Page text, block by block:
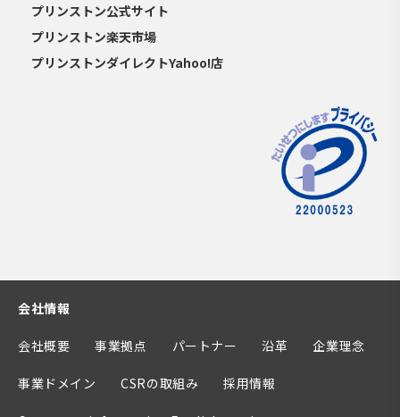
プリンストン公式サイト
プリンストン楽天市場
プリンストンダイレクトYahoo!店
会社情報
会社概要 事業拠点 パートナー 沿革 企業理念
事業ドメイン CSRの取組み 採用情報